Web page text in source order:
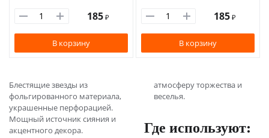
185 ₽
В корзину
185 ₽
В корзину
Блестящие звезды из
фольгированного материала,
украшенные перфорацией.
Мощный источник сияния и
акцентного декора.
атмосферу торжества и
веселья.
Где используют: